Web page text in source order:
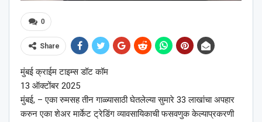
0
Share
मुंबई क्राईम टाइम्स डॉट कॉम
13 ऑक्टोंबर 2025
मुंबई, – एका रुमसह तीन गाळ्यासाठी घेतलेल्या सुमारे 33 लाखांचा अपहार
करुन एका शेअर मार्केट ट्रेडिंग व्यावसायिकाची फसवणुक केल्याप्रकरणी